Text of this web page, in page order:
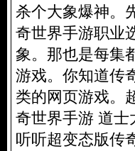
杀个大象爆神。
奇世界手游职业
象。那也是每集
游戏。你知道传
类的网页游戏。
奇世界手游 道
听听超变态版传